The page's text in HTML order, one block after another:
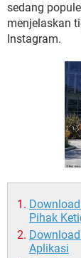
sedang
menjelaskan
Instagram.
Pihak
Aplikasi